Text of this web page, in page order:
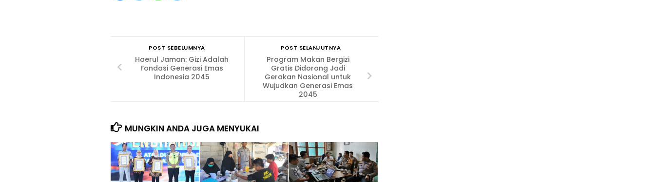
POST SELANJUTNYA
Program Makan Bergizi
Gratis Didorong Jadi
Gerakan Nasional untuk
Wujudkan Generasi Emas
2045
POST SEBELUMNYA
Haerul Jaman: Gizi Adalah
Fondasi Generasi Emas
Indonesia 2045
MUNGKIN ANDA JUGA MENYUKAI